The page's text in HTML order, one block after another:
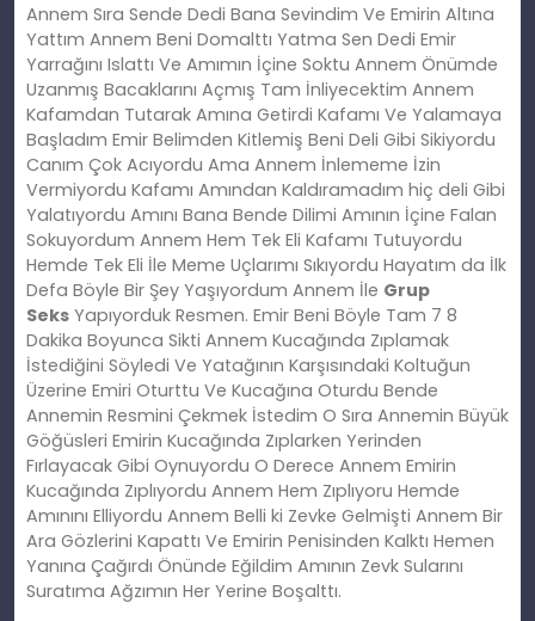
Annem Sıra Sende Dedi Bana Sevindim Ve Emirin Altına
Yattım Annem Beni Domalttı Yatma Sen Dedi Emir
Yarrağını Islattı Ve Amımın İçine Soktu Annem Önümde
Uzanmış Bacaklarını Açmış Tam İnliyecektim Annem
Kafamdan Tutarak Amına Getirdi Kafamı Ve Yalamaya
Başladım Emir Belimden Kitlemiş Beni Deli Gibi Sikiyordu
Canım Çok Acıyordu Ama Annem İnlememe İzin
Vermiyordu Kafamı Amından Kaldıramadım hiç deli Gibi
Yalatıyordu Amını Bana Bende Dilimi Amının İçine Falan
Sokuyordum Annem Hem Tek Eli Kafamı Tutuyordu
Hemde Tek Eli İle Meme Uçlarımı Sıkıyordu Hayatım da İlk
Defa Böyle Bir Şey Yaşıyordum Annem İle Grup
Seks Yapıyorduk Resmen. Emir Beni Böyle Tam 7 8
Dakika Boyunca Sikti Annem Kucağında Zıplamak
İstediğini Söyledi Ve Yatağının Karşısındaki Koltuğun
Üzerine Emiri Oturttu Ve Kucağına Oturdu Bende
Annemin Resmini Çekmek İstedim O Sıra Annemin Büyük
Göğüsleri Emirin Kucağında Zıplarken Yerinden
Fırlayacak Gibi Oynuyordu O Derece Annem Emirin
Kucağında Zıplıyordu Annem Hem Zıplıyoru Hemde
Amınını Elliyordu Annem Belli ki Zevke Gelmişti Annem Bir
Ara Gözlerini Kapattı Ve Emirin Penisinden Kalktı Hemen
Yanına Çağırdı Önünde Eğildim Amının Zevk Sularını
Suratıma Ağzımın Her Yerine Boşalttı.